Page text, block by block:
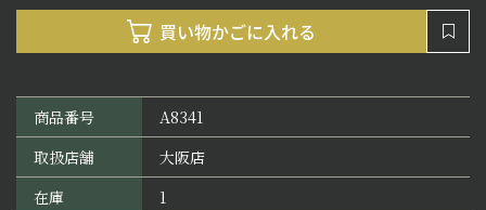
商品番号
A8341
取扱店舗
大阪店
在庫
1